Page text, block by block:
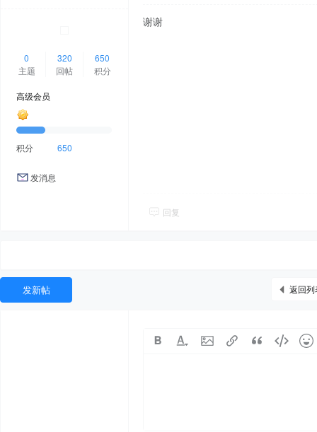
0
主题
320
回帖
650
积分
高级会员
积分 650
发消息
谢谢
回复
返回列
发新帖